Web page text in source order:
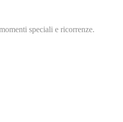
speciali e ricorrenze.